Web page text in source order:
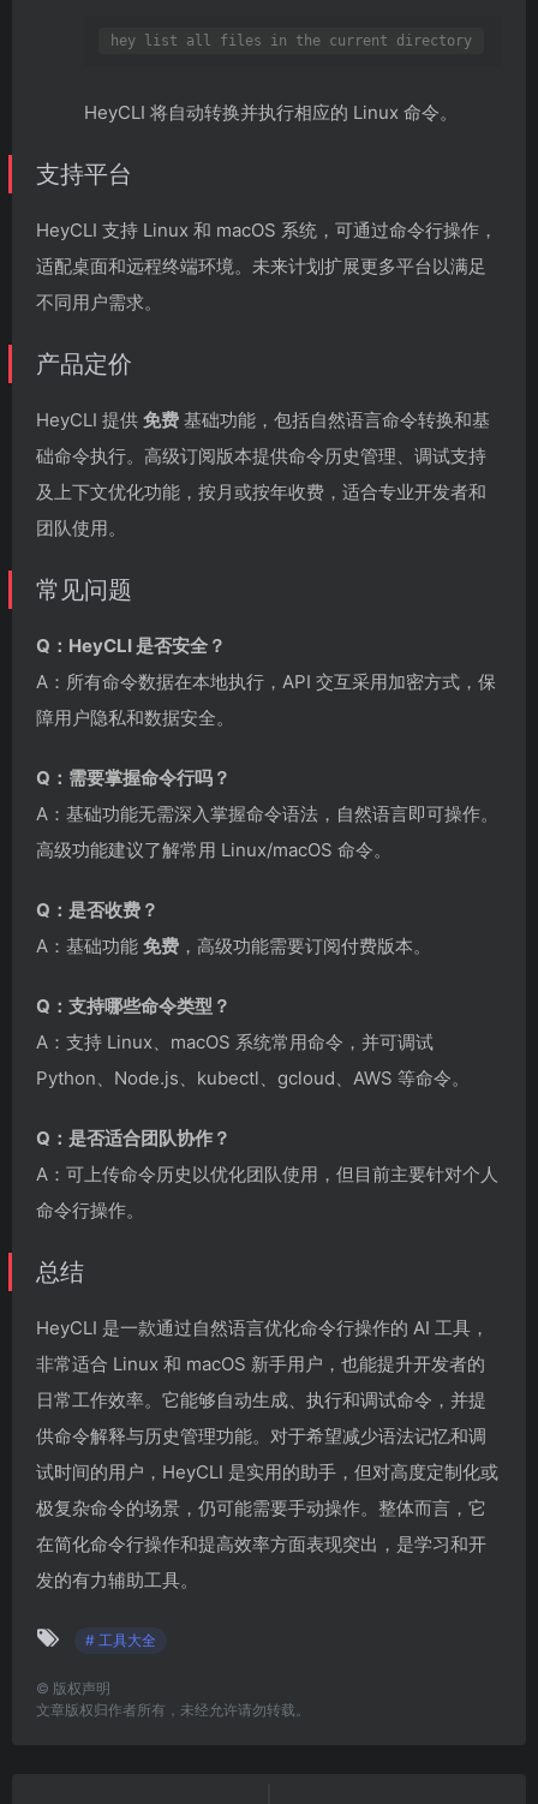
HeyCLI 将自动转换并执行相应的 Linux 命令。
支持平台
HeyCLI 支持 Linux 和 macOS 系统，可通过命令行操作，
适配桌面和远程终端环境。未来计划扩展更多平台以满足
不同用户需求。
产品定价
HeyCLI 提供 免费 基础功能，包括自然语言命令转换和基
础命令执行。高级订阅版本提供命令历史管理、调试支持
及上下文优化功能，按月或按年收费，适合专业开发者和
团队使用。
常见问题
Q：HeyCLI 是否安全？
A：所有命令数据在本地执行，API 交互采用加密方式，保
障用户隐私和数据安全。
Q：需要掌握命令行吗？
A：基础功能无需深入掌握命令语法，自然语言即可操作。
高级功能建议了解常用 Linux/macOS 命令。
Q：是否收费？
A：基础功能 免费 ，高级功能需要订阅付费版本。
Q：支持哪些命令类型？
A：支持 Linux、macOS 系统常用命令，并可调试
Python、Node.js、kubectl、gcloud、AWS 等命令。
Q：是否适合团队协作？
A：可上传命令历史以优化团队使用，但目前主要针对个人
命令行操作。
总结
HeyCLI 是一款通过自然语言优化命令行操作的 AI 工具，
非常适合 Linux 和 macOS 新手用户，也能提升开发者的
日常工作效率。它能够自动生成、执行和调试命令，并提
供命令解释与历史管理功能。对于希望减少语法记忆和调
试时间的用户，HeyCLI 是实用的助手，但对高度定制化或
极复杂命令的场景，仍可能需要手动操作。整体而言，它
在简化命令行操作和提高效率方面表现突出，是学习和开
发的有力辅助工具。
# 工具大全
© 版权声明
文章版权归作者所有，未经允许请勿转载。